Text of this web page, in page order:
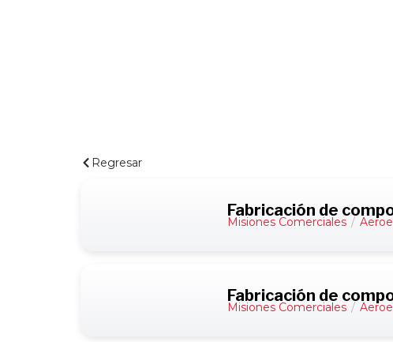
Regresar
Fabricación de
Misiones Comerciales /
Fabricación de
Misiones Comerciales /